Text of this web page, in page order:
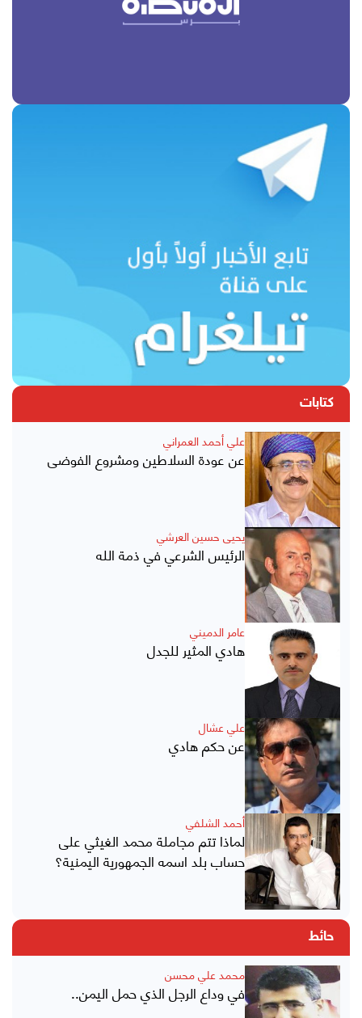
كتابات
علي أحمد العمراني
عن عودة السلاطين ومشروع الفوضى
يحيى حسين العرشي
الرئيس الشرعي في ذمة الله
عامر الدميني
هادي المثير للجدل
علي عشال
عن حكم هادي
أحمد الشلفي
لماذا تتم مجاملة محمد الغيثي على
حساب بلد اسمه الجمهورية اليمنية؟
حائط
محمد علي محسن
في وداع الرجل الذي حمل اليمن..